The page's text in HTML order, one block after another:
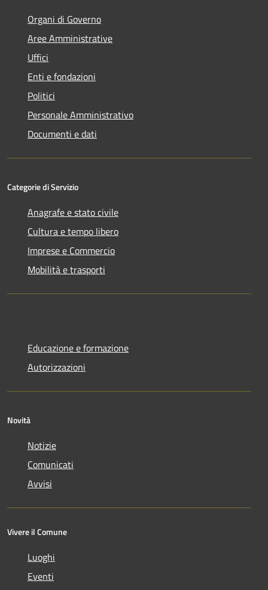
Organi di Governo
Aree Amministrative
Uffici
Enti e fondazioni
Politici
Personale Amministrativo
Documenti e dati
Categorie di Servizio
Anagrafe e stato civile
Cultura e tempo libero
Imprese e Commercio
Mobilità e trasporti
Educazione e formazione
Autorizzazioni
Novità
Notizie
Comunicati
Avvisi
Vivere il Comune
Luoghi
Eventi